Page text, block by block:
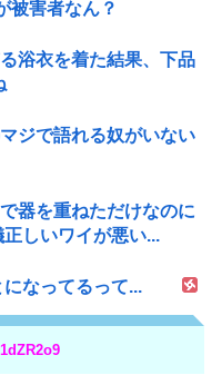
被害者なん？
浴衣を着た結果、下品
ジで語れる奴がいない
器を重ねただけなのに
しいワイが悪い...
なってるって...